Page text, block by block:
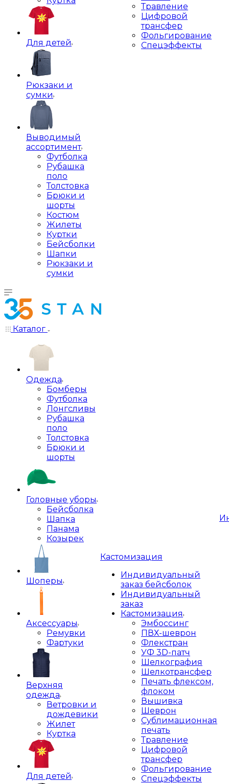
Для детей
Рюкзаки и
сумки
Выводимый
ассортимент
Футболка
Рубашка
поло
Толстовка
Брюки и
шорты
Костюм
Жилеты
Куртки
Бейсболки
Шапки
Рюкзаки и
сумки
Травление
Цифровой
трансфер
Фольгирование
Спецэффекты
Каталог
Одежда
Бомберы
Футболка
Лонгсливы
Рубашка
поло
Толстовка
Брюки и
шорты
Головные уборы
Бейсболка
Шапка
Панама
Козырек
Шоперы
Аксессуары
Ремувки
Фартуки
Верхняя
одежда
Ветровки и
дождевики
Жилет
Куртка
Для детей
Кастомизация
Индивидуальный
заказ бейсболок
Индивидуальный
заказ
Кастомизация
Эмбоссинг
ПВХ-шеврон
Флекстран
УФ 3D-патч
Шелкография
Шелкотрансфер
Печать флексом,
флоком
Вышивка
Шеврон
Сублимационная
печать
Травление
Цифровой
трансфер
Фольгирование
Спецэффекты